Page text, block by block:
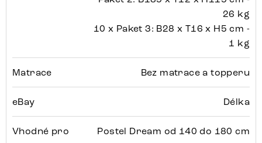
26 kg
10 x Paket 3: B28 x T16 x H5 cm -
1 kg
Matrace Bez matrace a topperu
eBay Délka
Vhodné pro Postel Dream od 140 do 180 cm